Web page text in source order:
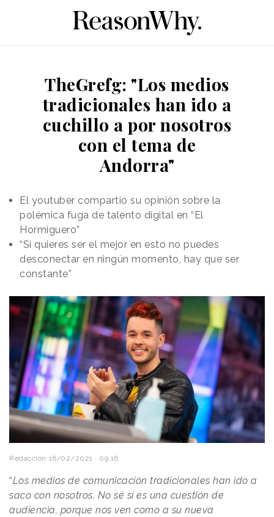
TheGrefg: "Los medios
tradicionales han ido a
cuchillo a por nosotros
con el tema de
Andorra"
El youtuber compartió su opinión sobre la
polémica fuga de talento digital en “El
Hormiguero”
“Si quieres ser el mejor en esto no puedes
desconectar en ningún momento, hay que ser
constante”
Redacción 16/02/2021 · 09:16
“Los medios de comunicación tradicionales han ido a
saco con nosotros. No sé si es una cuestión de
audiencia, porque nos ven como a su nueva